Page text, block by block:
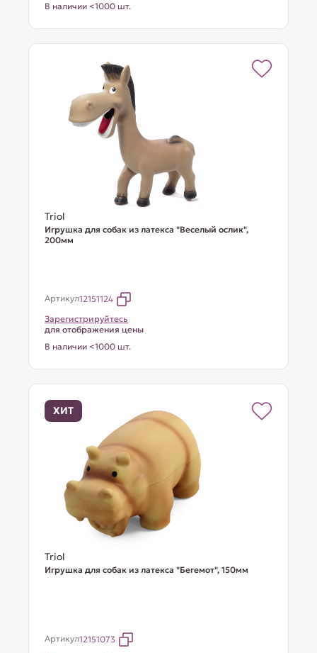
В наличии <1000 шт.
Triol
Игрушка для собак из латекса "Веселый ослик",
200мм
Артикул12151124
Зарегистрируйтесь
для отображения цены
В наличии <1000 шт.
ХИТ
Triol
Игрушка для собак из латекса "Бегемот", 150мм
Артикул12151073